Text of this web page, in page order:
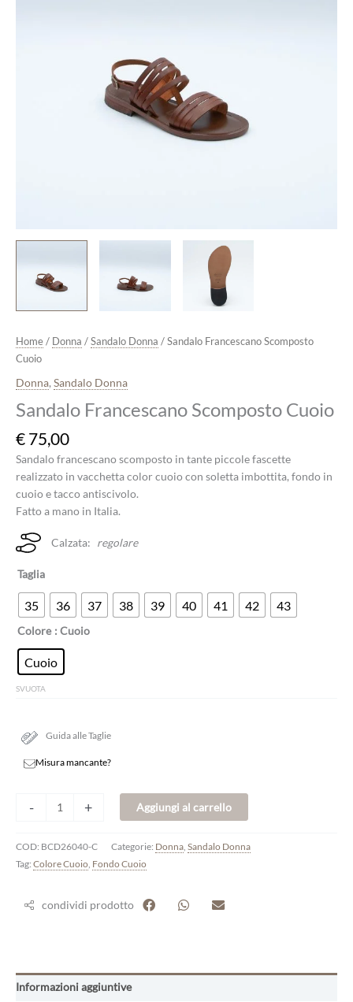
Home / Donna / Sandalo Donna / Sandalo Francescano Scomposto
Cuoio
Donna, Sandalo Donna
Sandalo Francescano Scomposto Cuoio
€ 75,00
Sandalo francescano scomposto in tante piccole fascette
realizzato in vacchetta color cuoio con soletta imbottita, fondo in
cuoio e tacco antiscivolo.
Fatto a mano in Italia.
Calzata: regolare
Taglia
35 36 37 38 39 40 41 42 43
Colore : Cuoio
Cuoio
SVUOTA
Guida alle Taglie
Misura mancante?
- + Aggiungi al carrello
COD: BCD26040-C Categorie: Donna Sandalo Donna
Tag: Colore Cuoio Fondo Cuoio
condividi prodotto
Informazioni aggiuntive